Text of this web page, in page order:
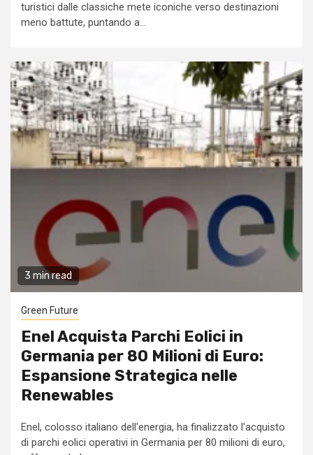
turistici dalle classiche mete iconiche verso destinazioni
meno battute, puntando a...
3 min read
Green Future
Enel Acquista Parchi Eolici in
Germania per 80 Milioni di Euro:
Espansione Strategica nelle
Renewables
Enel, colosso italiano dell'energia, ha finalizzato l'acquisto
di parchi eolici operativi in Germania per 80 milioni di euro,